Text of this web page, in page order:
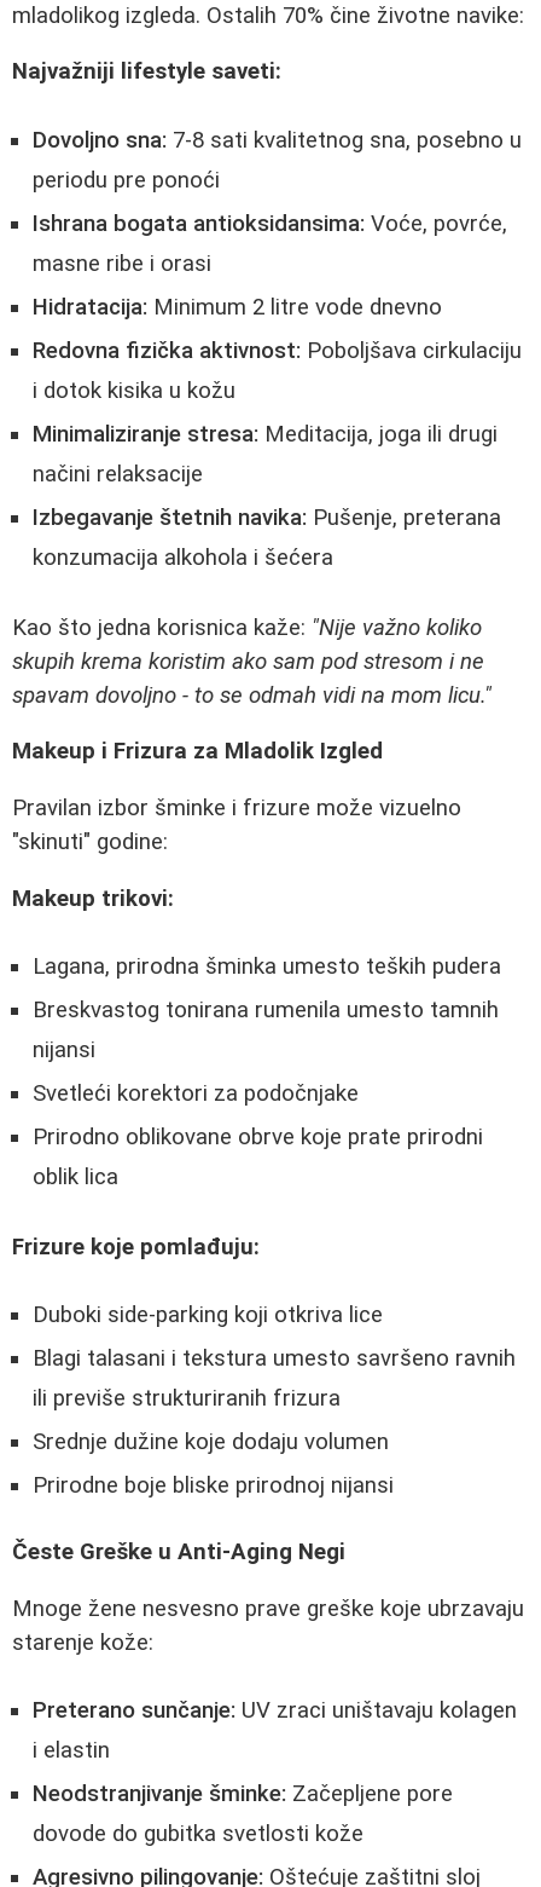
mladolikog izgleda. Ostalih 70% čine životne navike:
Najvažniji lifestyle saveti:
Dovoljno sna: 7-8 sati kvalitetnog sna, posebno u
periodu pre ponoći
Ishrana bogata antioksidansima: Voće, povrće,
masne ribe i orasi
Hidratacija: Minimum 2 litre vode dnevno
Redovna fizička aktivnost: Poboljšava cirkulaciju
i dotok kisika u kožu
Minimaliziranje stresa: Meditacija, joga ili drugi
načini relaksacije
Izbegavanje štetnih navika: Pušenje, preterana
konzumacija alkohola i šećera
Kao što jedna korisnica kaže: "Nije važno koliko
skupih krema koristim ako sam pod stresom i ne
spavam dovoljno - to se odmah vidi na mom licu."
Makeup i Frizura za Mladolik Izgled
Pravilan izbor šminke i frizure može vizuelno
"skinuti" godine:
Makeup trikovi:
Lagana, prirodna šminka umesto teških pudera
Breskvastog tonirana rumenila umesto tamnih
nijansi
Svetleći korektori za podočnjake
Prirodno oblikovane obrve koje prate prirodni
oblik lica
Frizure koje pomlađuju:
Duboki side-parking koji otkriva lice
Blagi talasani i tekstura umesto savršeno ravnih
ili previše strukturiranih frizura
Srednje dužine koje dodaju volumen
Prirodne boje bliske prirodnoj nijansi
Česte Greške u Anti-Aging Negi
Mnoge žene nesvesno prave greške koje ubrzavaju
starenje kože:
Preterano sunčanje: UV zraci uništavaju kolagen
i elastin
Neodstranjivanje šminke: Začepljene pore
dovode do gubitka svetlosti kože
Agresivno pilingovanje: Oštećuje zaštitni sloj